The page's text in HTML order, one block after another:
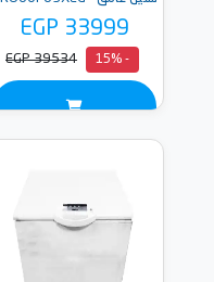
EGP 33999
- 15%
EGP 39534